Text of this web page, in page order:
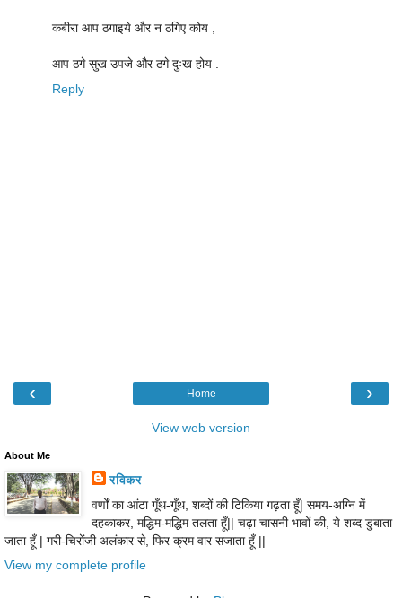
कबीरा आप ठगाइये और न ठगिए कोय ,
आप ठगे सुख उपजे और ठगे दुःख होय .
Reply
‹ ›
Home
View web version
About Me
रविकर
वर्णों का आंटा गूँथ-गूँथ, शब्दों की टिकिया गढ़ता हूँ| समय-अग्नि में
दहकाकर, मद्धिम-मद्धिम तलता हूँ|| चढ़ा चासनी भावों की, ये शब्द डुबाता
जाता हूँ | गरी-चिरोंजी अलंकार से, फिर क्रम वार सजाता हूँ ||
View my complete profile